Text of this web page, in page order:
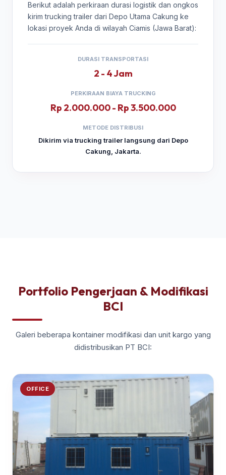
Berikut adalah perkiraan durasi logistik dan ongkos
kirim trucking trailer dari Depo Utama Cakung ke
lokasi proyek Anda di wilayah Ciamis (Jawa Barat):
DURASI TRANSPORTASI
2 - 4 Jam
PERKIRAAN BIAYA TRUCKING
Rp 2.000.000 - Rp 3.500.000
METODE DISTRIBUSI
Dikirim via trucking trailer langsung dari Depo
Cakung, Jakarta.
Portfolio Pengerjaan & Modifikasi
BCI
Galeri beberapa kontainer modifikasi dan unit kargo yang
didistribusikan PT BCI:
OFFICE